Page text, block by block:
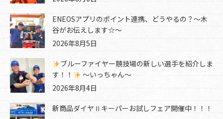
ENEOSアプリのポイント連携、どうやるの？～木
谷がお伝えします☆～
2026年8月5日
ブルーファイヤー競技場の新しい選手を紹介しま
す！！
～いっちゃん～
2026年8月4日
新商品ダイヤⅡキーパーお試しフェア開催中！！！